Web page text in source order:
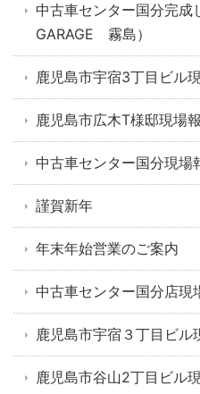
中古車センター国分完
GARAGE 霧島）
鹿児島市宇宿3丁目ビル
鹿児島市広木T様邸現場
中古車センター国分現場
謹賀新年
年末年始営業のご案内
中古車センター国分店現
鹿児島市宇宿３丁目ビル
鹿児島市谷山2丁目ビル